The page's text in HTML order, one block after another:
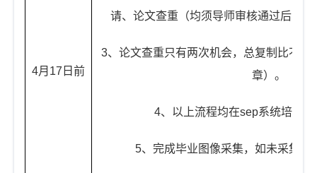
4月 17 日前
请、论文查重（均须导师审核通过后，
3、论文查重只有两次机会，总复制比不超
章）。
4、以上流程均在sep系统培养
5、完成毕业图像采集，如未采集不